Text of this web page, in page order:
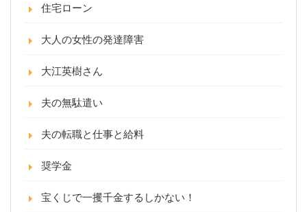
住宅ローン
大人の女性の発達障害
大江英樹さん
夫の無駄遣い
夫の転職と仕事と給料
奨学金
宝くじで一攫千金するしかない！